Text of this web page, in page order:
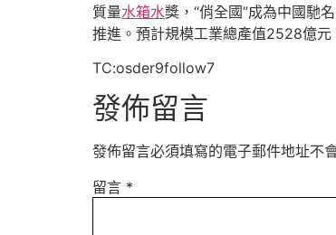
質量水箱水獎，“俏全國”成為中國馳
推進。預計規模工業總產值2528億元
TC:osder9follow7
發佈留言
發佈留言必須填寫的電子郵件地址不
留言 *